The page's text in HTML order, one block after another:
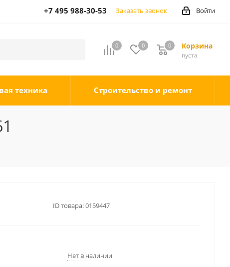
Войти
+7 495 988-30-53 Заказать звонок
0 0 Корзина
0
пуста
0
техника Строительство и ремонт
ID товара:0159447
Нет в наличии